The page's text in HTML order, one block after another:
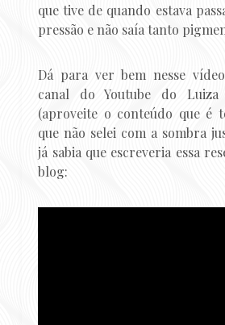
que tive de quando estava
pressão e não saía tanto
Dá para ver bem nesse
canal do Youtube do Luiza
(aproveite o conteúdo que é
que não selei com a sombra
já sabia que escreveria essa
blog: